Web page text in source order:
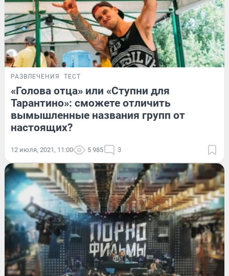
РАЗВЛЕЧЕНИЯ ТЕСТ
«Голова отца» или «Ступни для
Тарантино»: сможете отличить
вымышленные названия групп от
настоящих?
12 июля, 2021, 11:00 5 985 3